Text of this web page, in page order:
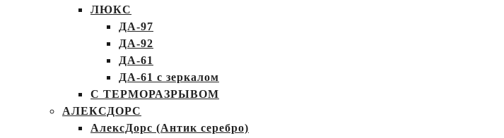
ЛЮКС
ДА-97
ДА-92
ДА-61
ДА-61 с зеркалом
С ТЕРМОРАЗРЫВОМ
АЛЕКСДОРС
АлексДорс (Антик серебро)